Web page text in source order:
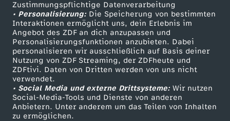
Zustimmungspflichtige Datenverarbeitung
• Personalisierung:Die Speicherung von bestimmten
Interaktionen ermöglicht uns, dein Erlebnis im
Angebot des ZDF an dich anzupassen und
Personalisierungsfunktionen anzubieten. Dabei
personalisieren wir ausschließlich auf Basis deiner
Nutzung von ZDF Streaming, der ZDFheute und
ZDFtivi. Daten von Dritten werden von uns nicht
verwendet.
• Social Media und externe Drittsysteme:Wir nutzen
Social-Media-Tools und Dienste von anderen
Anbietern. Unter anderem um das Teilen von Inhalten
zu ermöglichen.
Livestreams
Sendungen A-Z
TV-Programm
Zuschauerservice
Hilfe
ZDF Unternehmen
Karriere